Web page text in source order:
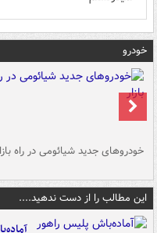
خودرو
خودروهای جدید شیائومی در راه
این مطالب را از دست ندهید....